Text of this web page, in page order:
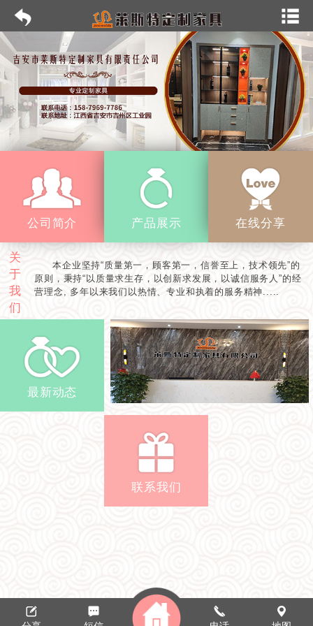
公司简介 产品展示 在线分享
关
于
我
们
本企业坚持“质量第一，顾客第一，信誉至上，技术领先”的
原则，秉持“以质量求生存，以创新求发展，以诚信服务人”的经
营理念, 多年以来我们以热情、专业和执着的服务精神.....
最新动态
联系我们